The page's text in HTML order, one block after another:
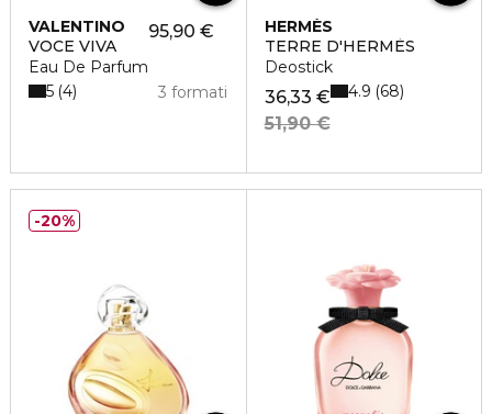
VALENTINO
VOCE VIVA
Eau De Parfum
95,90 €
3 formati
5 4
HERMÈS
TERRE D'HERMÈS
Deostick
36,33 €
51,90 €
4.9 68
20%